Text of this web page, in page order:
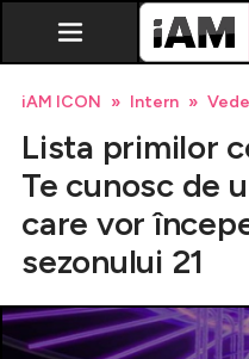
Vedete
iAM ICON Intern
Lista primilor
Te cunosc de
care vor
sezonului 21